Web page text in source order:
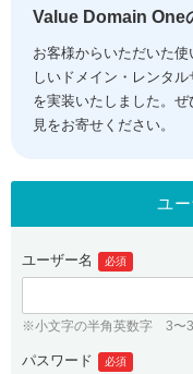
ドメイン移管
ドメイン価格一覧
ドメイン一括検索
.jpドメインオークション
gTLDオークション
.jpドメインバックオーダー
プレミアムドメイン
人気ドメインの種類
コアサーバー
バリューサーバー
XREA
セキュリティトップ
Value Domain ネットde診断
SSL証明書
サービストップ
お得意様割引
紹介制度
バリュードメインAPI
ドメイン・ホスティングOEM
従来のバリ
Value Domain One
お客様からいただいた
しいドメイン・レンタ
を実装いたしました。
見をお寄せください。
ユ
ユーザー名 必須
※小文字の半角英数字 3〜
パスワード 必須